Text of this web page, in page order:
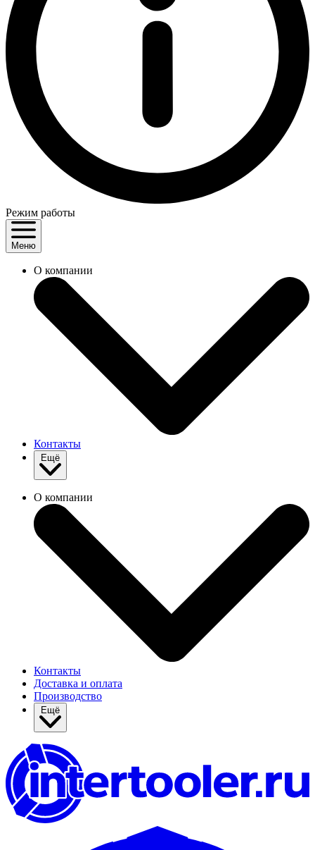
Режим работы
Меню
О компании
Контакты
О компании
Контакты
Доставка и оплата
Производство